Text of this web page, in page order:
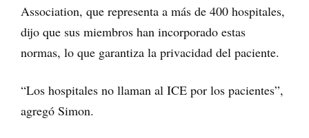
Association, que representa a más de 400 hospitales,
dijo que sus miembros han incorporado estas
normas, lo que garantiza la privacidad del paciente.
“Los hospitales no llaman al ICE por los pacientes”,
agregó Simon.